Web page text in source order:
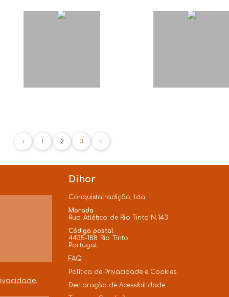
‹ 1 2 3 ›
.
Dihor
Conquistatradição, lda
Morada
Rua Atlético de Rio Tinto N.143
Código postal
4435-188 Rio Tinto
Portugal
FAQ
Política de Privacidade e Cookies
Declaração de Acessibilidade